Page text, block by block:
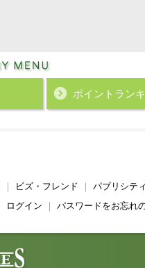
ポイント ラン
ビズ・フレンド パブリシティ
ログイン パスワードをお忘れ